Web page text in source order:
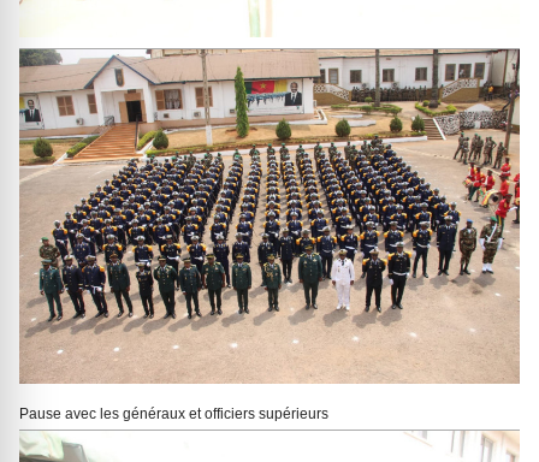
Pause avec les généraux et officiers supérieurs